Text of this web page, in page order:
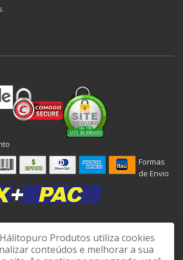
Formas
de Envio
Produtos utiliza cookies
conteúdos e melhorar a sua